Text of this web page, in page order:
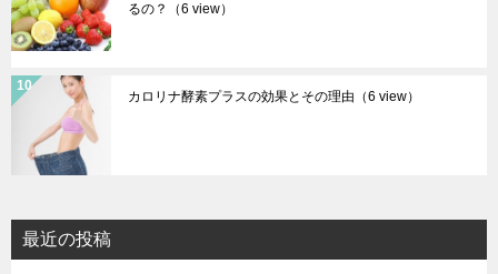
るの？
（6 view）
カロリナ酵素プラスの効果とその理由 （6 view）
最近の投稿